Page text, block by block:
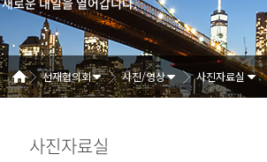
선재협의회 사진/영상 사진자료실
사진자료실